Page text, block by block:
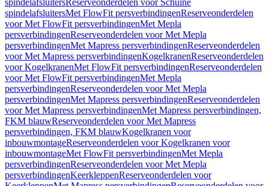
spindelafsluitersReserveonderdelen voor Schuine
spindelafsluitersMet FlowFit persverbindingenReserveonderdelen
voor Met FlowFit persverbindingenMet Mepla
persverbindingenReserveonderdelen voor Met Mepla
persverbindingenMet Mapress persverbindingenReserveonderdelen
voor Met Mapress persverbindingenKogelkranenReserveonderdelen
voor KogelkranenMet FlowFit persverbindingenReserveonderdelen
voor Met FlowFit persverbindingenMet Mepla
persverbindingenReserveonderdelen voor Met Mepla
persverbindingenMet Mapress persverbindingenReserveonderdelen
voor Met Mapress persverbindingenMet Mapress persverbindingen,
FKM blauwReserveonderdelen voor Met Mapress
persverbindingen, FKM blauwKogelkranen voor
inbouwmontageReserveonderdelen voor Kogelkranen voor
inbouwmontageMet FlowFit persverbindingenMet Mepla
persverbindingenReserveonderdelen voor Met Mepla
persverbindingenKeerkleppenReserveonderdelen voor